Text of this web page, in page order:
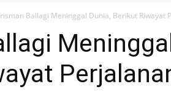
Ballagi Meninggal Dunia, Berikut Riwayat